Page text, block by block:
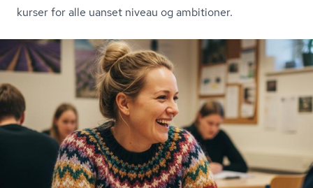
kurser for alle uanset niveau og ambitioner.